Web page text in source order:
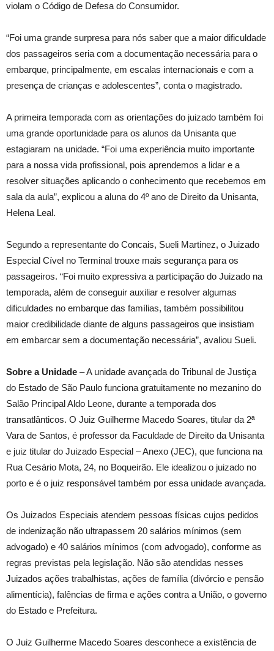
violam o Código de Defesa do Consumidor.
“Foi uma grande surpresa para nós saber que a maior dificuldade
dos passageiros seria com a documentação necessária para o
embarque, principalmente, em escalas internacionais e com a
presença de crianças e adolescentes”, conta o magistrado.
A primeira temporada com as orientações do juizado também foi
uma grande oportunidade para os alunos da Unisanta que
estagiaram na unidade. “Foi uma experiência muito importante
para a nossa vida profissional, pois aprendemos a lidar e a
resolver situações aplicando o conhecimento que recebemos em
sala da aula”, explicou a aluna do 4º ano de Direito da Unisanta,
Helena Leal.
Segundo a representante do Concais, Sueli Martinez, o Juizado
Especial Cível no Terminal trouxe mais segurança para os
passageiros. “Foi muito expressiva a participação do Juizado na
temporada, além de conseguir auxiliar e resolver algumas
dificuldades no embarque das famílias, também possibilitou
maior credibilidade diante de alguns passageiros que insistiam
em embarcar sem a documentação necessária”, avaliou Sueli.
Sobre a Unidade – A unidade avançada do Tribunal de Justiça
do Estado de São Paulo funciona gratuitamente no mezanino do
Salão Principal Aldo Leone, durante a temporada dos
transatlânticos. O Juiz Guilherme Macedo Soares, titular da 2ª
Vara de Santos, é professor da Faculdade de Direito da Unisanta
e juiz titular do Juizado Especial – Anexo (JEC), que funciona na
Rua Cesário Mota, 24, no Boqueirão. Ele idealizou o juizado no
porto e é o juiz responsável também por essa unidade avançada.
Os Juizados Especiais atendem pessoas físicas cujos pedidos
de indenização não ultrapassem 20 salários mínimos (sem
advogado) e 40 salários mínimos (com advogado), conforme as
regras previstas pela legislação. Não são atendidas nesses
Juizados ações trabalhistas, ações de família (divórcio e pensão
alimentícia), falências de firma e ações contra a União, o governo
do Estado e Prefeitura.
O Juiz Guilherme Macedo Soares desconhece a existência de